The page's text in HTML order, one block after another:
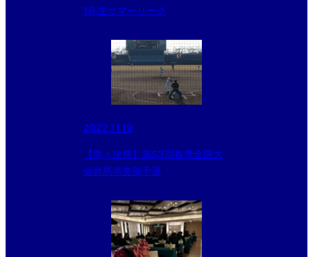
1年生サマーリーグ
2022.11.19
【準々決勝】第53回春季全国大
会群馬県支部予選